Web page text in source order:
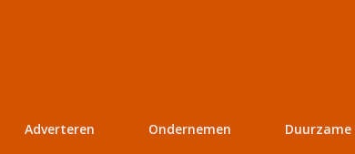
Adverteren Ondernemen Duurzame